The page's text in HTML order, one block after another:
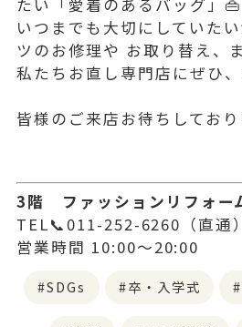
たい「愛着のあるバッグ」👜
いつまでも大切にしていた
ツのお修理や お取り替え、
私たちお直し専門店にぜひ、
皆様のご来店お待ちしてお
3階 ファッションリフォー
TEL📞011-252-6260（直通）
営業時間 10:00～20:00
SDGs 卒・入学式